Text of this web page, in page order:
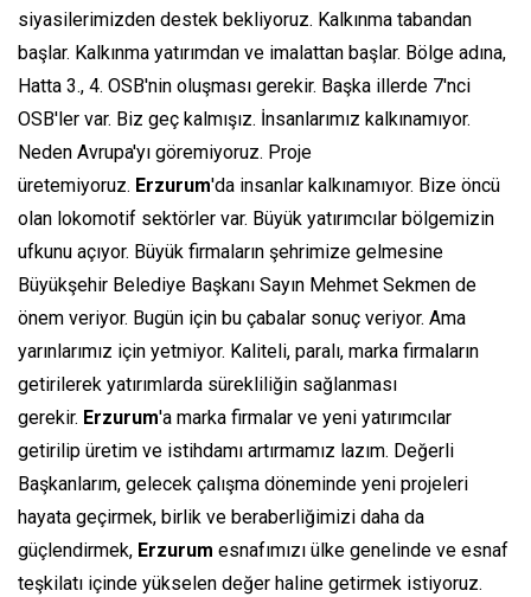
siyasilerimizden destek bekliyoruz. Kalkınma tabandan
başlar. Kalkınma yatırımdan ve imalattan başlar. Bölge adına,
Hatta 3., 4. OSB'nin oluşması gerekir. Başka illerde 7'nci
OSB'ler var. Biz geç kalmışız. İnsanlarımız kalkınamıyor.
Neden Avrupa'yı göremiyoruz. Proje
üretemiyoruz. Erzurum'da insanlar kalkınamıyor. Bize öncü
olan lokomotif sektörler var. Büyük yatırımcılar bölgemizin
ufkunu açıyor. Büyük firmaların şehrimize gelmesine
Büyükşehir Belediye Başkanı Sayın Mehmet Sekmen de
önem veriyor. Bugün için bu çabalar sonuç veriyor. Ama
yarınlarımız için yetmiyor. Kaliteli, paralı, marka firmaların
getirilerek yatırımlarda sürekliliğin sağlanması
gerekir. Erzurum'a marka firmalar ve yeni yatırımcılar
getirilip üretim ve istihdamı artırmamız lazım. Değerli
Başkanlarım, gelecek çalışma döneminde yeni projeleri
hayata geçirmek, birlik ve beraberliğimizi daha da
güçlendirmek, Erzurum esnafımızı ülke genelinde ve esnaf
teşkilatı içinde yükselen değer haline getirmek istiyoruz.